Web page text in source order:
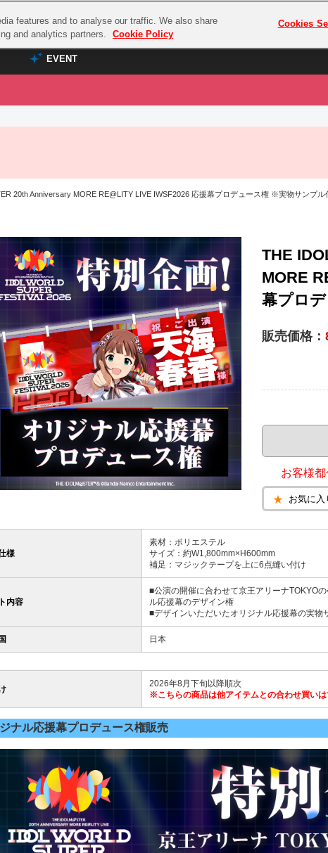
プレミアム会員と
EVENT
EVENT
ASOBI STAGE
ノオマジック
ダムシリーズ
ゴンボール
ラブライブ！サンシャイン‼
ラブライブ！虹ヶ咲学園スクールアイドル同好会
アイドリッシュセブン
モフモフパレード
20th Anniversary MORE RE@LITY LIVE IWSF2026 応援幕プロデュース権 ※実物サンプル
THE
MORE
幕プロ
販売価格：
お客様
お気に入
様
素材：ポリエステル
サイズ：約W1,800mm×H600mm
補足：マジックテープを上に6点縫い付け
内容
■公演の開催に合わせて京王アリーナTOKYO
ル応援幕のデザイン権
■デザインいただいたオリジナル応援幕の実物
日本
2026年8月下旬以降順次
※こちらの商品は他アイテムとの合わせ買い
ナル応援幕プロデュース権販売
features and to analyse our traffic. We also share
and analytics partners.
Cookie Policy
Cookies